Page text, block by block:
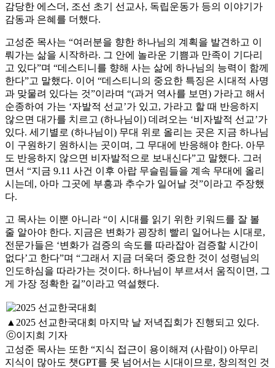
감당한 에스더, 조선 초기 선교사, 독립운동가 등의 이야기가
감동과 은혜를 더했다.
고성준 목사는 “여러분을 향한 하나님의 계획을 발견하고 이
뤄가는 삶을 시작하라. 그 안에 놀라운 기쁨과 만족이 기다리
고 있다”며 “데스티니를 향해 사는 삶에 하나님의 능력이 함께
한다”고 말했다. 이어 “데스티니의 중요한 특징은 시대적 사명
과 맞물려 있다는 것”이라며 “(과거 역사를 보면) 가라고 해서
순종하여 가는 ‘자발적 선교’가 있고, 가라고 할 때 반응하지
않으면 대가를 치르고 (하나님이) 데려오는 ‘비자발적 선교’가
있다. 세기별로 (하나님이) 무대 위로 올리는 곳은 지금 하나님
이 구원하기 원하시는 곳이며, 그 무대에 반응해야 한다. 아무
도 반응하지 않으면 비자발적으로 보내신다”고 말했다. 그러
면서 “지금 9.11 사건 이후 아랍 무슬림들을 계속 무대에 올리
시는데, 아마 그곳에 부흥과 추수가 일어날 것”이라고 주장했
다.
고 목사는 이뿐 아니라 “이 시대를 읽기 위한 키워드를 잘 볼
줄 알아야 한다. 지금은 변화가 굉장히 빨리 일어나는 시대로,
전문가들은 ‘변화가 검증의 속도를 따라잡아 검증할 시간이
없다’고 한다”며 “그래서 지금 더욱더 중요한 것이 성령님의
인도하심을 따라가는 것이다. 하나님이 부르셔서 움직이면, 그
게 가장 정확한 길”이라고 역설했다.
▲2025 선교한국대회 마지막 날 저녁집회가 진행되고 있다.
ⓒ이지희 기자
고성준 목사는 또한 “지식 접근이 용이해져 (사람이) 아무리
지식이 많아도 챗GPT를 못 넘어서는 시대이므로, 창의적인 것